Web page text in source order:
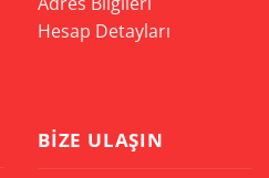
Hesap Detayları
BIZE ULAŞIN